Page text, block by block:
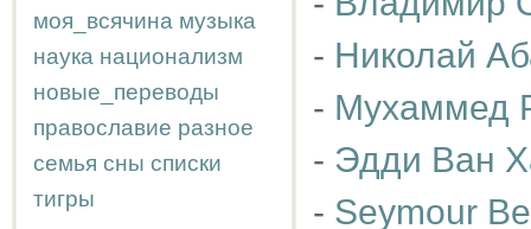
моя_всячина музыка
наука национализм
новые_переводы
православие разное
семья сны списки
тигры
- Николай
- Мухаммед
- Эдди Ван
- Seymour